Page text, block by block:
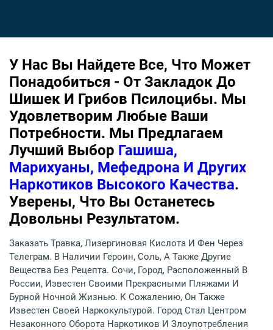
У Нас Вы Найдете Все, Что Может
Понадобиться - От Закладок До
Шишек И Грибов Псилоцибы. Мы
Удовлетворим Любые Ваши
Потребности. Мы Предлагаем
Лучший Выбор Гашиша,
Марихуаны, Мефедрона И Других
Наркотиков Высокого Качества.
Уверены, Что Вы Останетесь
Довольны Результатом.
Заказать Травка, Лизергиновая Кислота И Фен Через
Телеграм. В Наличии Героин, Соль, А Также Другие
Вещества Без Рецепта. Сочи, Город, Расположенный В
России, Известен Своими Прекрасными Пляжами И
Бурной Ночной Жизнью. К Сожалению, Он Также
Известен Своей Наркокультурой. Город Стал Центром
Незаконного Оборота Наркотиков И Злоупотребления